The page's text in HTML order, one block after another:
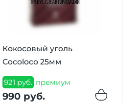
Кокосовый уголь
Cocoloco 25мм
921 руб. премиум
990 руб.